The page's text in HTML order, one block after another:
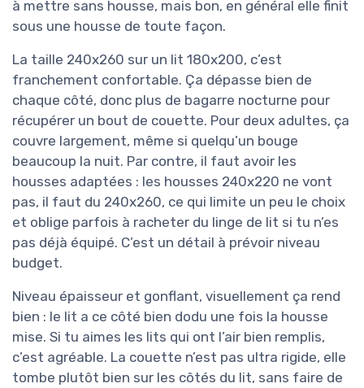
à mettre sans housse, mais bon, en général elle finit
sous une housse de toute façon.
La taille 240x260 sur un lit 180x200, c’est
franchement confortable. Ça dépasse bien de
chaque côté, donc plus de bagarre nocturne pour
récupérer un bout de couette. Pour deux adultes, ça
couvre largement, même si quelqu’un bouge
beaucoup la nuit. Par contre, il faut avoir les
housses adaptées : les housses 240x220 ne vont
pas, il faut du 240x260, ce qui limite un peu le choix
et oblige parfois à racheter du linge de lit si tu n’es
pas déjà équipé. C’est un détail à prévoir niveau
budget.
Niveau épaisseur et gonflant, visuellement ça rend
bien : le lit a ce côté bien dodu une fois la housse
mise. Si tu aimes les lits qui ont l’air bien remplis,
c’est agréable. La couette n’est pas ultra rigide, elle
tombe plutôt bien sur les côtés du lit, sans faire de